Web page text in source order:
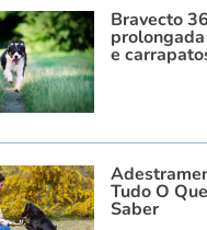
Bravecto
e
Tudo O
Saber